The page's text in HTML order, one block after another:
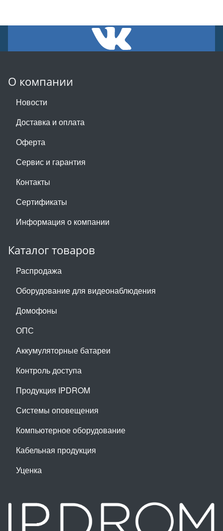
О компании
Новости
Доставка и оплата
Оферта
Сервис и гарантия
Контакты
Сертификаты
Информация о компании
Каталог товаров
Распродажа
Оборудование для видеонаблюдения
Домофоны
ОПС
Аккумуляторные батареи
Контроль доступа
Продукция IPDROM
Системы оповещения
Компьютерное оборудование
Кабельная продукция
Уценка